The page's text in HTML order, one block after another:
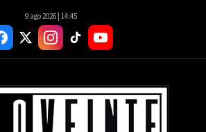
9 ago 2026 | 14:45